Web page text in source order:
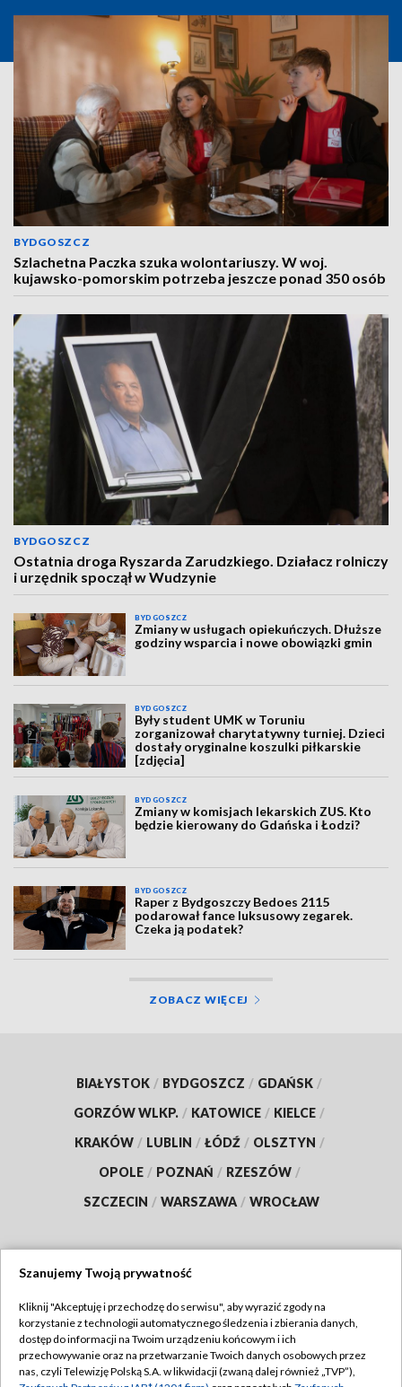
BYDGOSZCZ
Szlachetna Paczka szuka wolontariuszy. W woj.
kujawsko-pomorskim potrzeba jeszcze ponad 350 osób
BYDGOSZCZ
Ostatnia droga Ryszarda Zarudzkiego. Działacz rolniczy
i urzędnik spoczął w Wudzynie
BYDGOSZCZ
Zmiany w usługach opiekuńczych. Dłuższe
godziny wsparcia i nowe obowiązki gmin
BYDGOSZCZ
Były student UMK w Toruniu
zorganizował charytatywny turniej. Dzieci
dostały oryginalne koszulki piłkarskie
[zdjęcia]
BYDGOSZCZ
Zmiany w komisjach lekarskich ZUS. Kto
będzie kierowany do Gdańska i Łodzi?
BYDGOSZCZ
Raper z Bydgoszczy Bedoes 2115
podarował fance luksusowy zegarek.
Czeka ją podatek?
ZOBACZ WIĘCEJ
BIAŁYSTOK / BYDGOSZCZ / GDAŃSK /
GORZÓW WLKP. / KATOWICE / KIELCE /
KRAKÓW / LUBLIN / ŁÓDŹ / OLSZTYN /
OPOLE / POZNAŃ / RZESZÓW /
SZCZECIN / WARSZAWA / WROCŁAW
TVP
Abonament TVP
Regulamin TVP
Szanujemy Twoją prywatność
Kliknij "Akceptuję i przechodzę do serwisu", aby wyrazić zgody na
korzystanie z technologii automatycznego śledzenia i zbierania danych,
dostęp do informacji na Twoim urządzeniu końcowym i ich
przechowywanie oraz na przetwarzanie Twoich danych osobowych przez
nas, czyli Telewizję Polską S.A. w likwidacji (zwaną dalej również „TVP”),